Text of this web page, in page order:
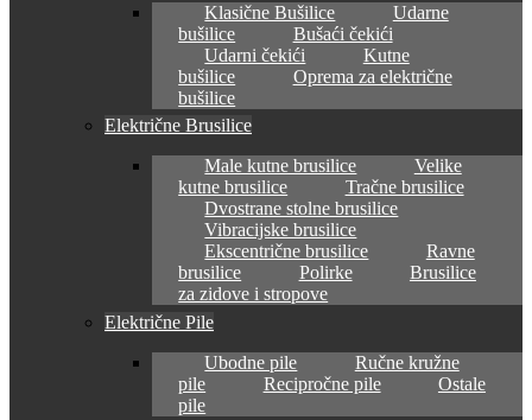
Klasične Bušilice
Udarne
bušilice
Bušaći čekići
Udarni čekići
Kutne
bušilice
Oprema za električne
bušilice
Električne Brusilice
Male kutne brusilice
Velike
kutne brusilice
Tračne brusilice
Dvostrane stolne brusilice
Vibracijske brusilice
Ekscentrične brusilice
Ravne
brusilice
Polirke
Brusilice
za zidove i stropove
Električne Pile
Ubodne pile
Ručne kružne
pile
Recipročne pile
Ostale
pile